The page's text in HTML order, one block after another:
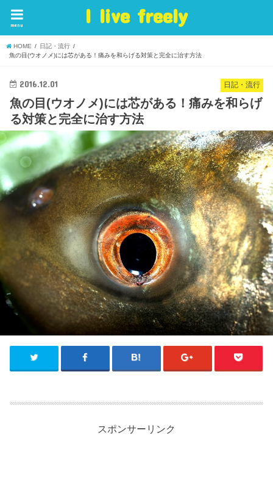
I live freely
menu
HOME
日記・流行
魚の目(ウオノメ)には芯がある！痛みを和らげる対策と完全に治す方法
日記・流行
2016.12.01
魚の目(ウオノメ)には芯がある！痛みを和らげ
る対策と完全に治す方法
スポンサーリンク